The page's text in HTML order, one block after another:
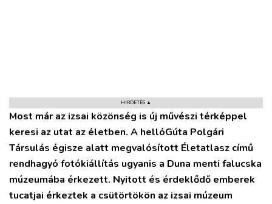
VÁROS
RÉGIÓ
SPORT
KULTÚRA
HIRDETÉS ▲
Most már az izsai közönség is új művészi térképpel
keresi az utat az életben. A hellóGúta Polgári
Társulás égisze alatt megvalósított Életatlasz című
rendhagyó fotókiállítás ugyanis a Duna menti falucska
múzeumába érkezett. Nyitott és érdeklődő emberek
tucatjai érkeztek a csütörtökön az izsai múzeum